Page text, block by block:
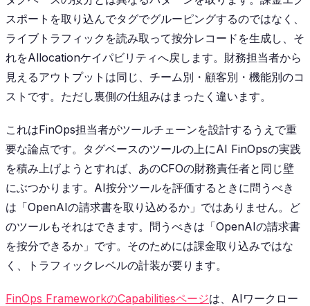
スポートを取り込んでタグでグルーピングするのではなく、
ライブトラフィックを読み取って按分レコードを生成し、そ
れをAllocationケイパビリティへ戻します。財務担当者から
見えるアウトプットは同じ、チーム別・顧客別・機能別のコ
ストです。ただし裏側の仕組みはまったく違います。
これはFinOps担当者がツールチェーンを設計するうえで重
要な論点です。タグベースのツールの上にAI FinOpsの実践
を積み上げようとすれば、あのCFOの財務責任者と同じ壁
にぶつかります。AI按分ツールを評価するときに問うべき
は「OpenAIの請求書を取り込めるか」ではありません。ど
のツールもそれはできます。問うべきは「OpenAIの請求書
を按分できるか」です。そのためには課金取り込みではな
く、トラフィックレベルの計装が要ります。
FinOps FrameworkのCapabilitiesページは、AIワークロー